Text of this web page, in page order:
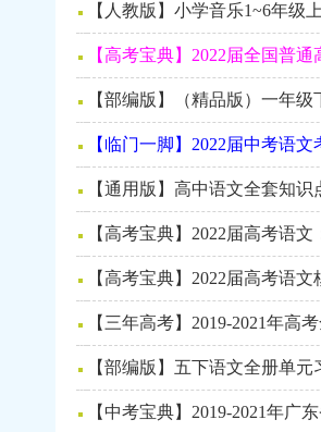
【人教版】小学音乐1~6年级
【高考宝典】2022届全国普
【部编版】（精品版）一年
【临门一脚】2022届中考语
【通用版】高中语文全套知
【高考宝典】2022届高考语
【高考宝典】2022届高考语
【三年高考】2019-2021年高
【部编版】五下语文全册单
【中考宝典】2019-2021年广